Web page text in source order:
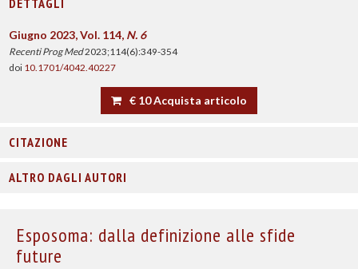
DETTAGLI
Giugno 2023, Vol. 114, N. 6
Recenti Prog Med2023;114(6):349-354
doi 10.1701/4042.40227
€ 10 Acquista articolo
CITAZIONE
ALTRO DAGLI AUTORI
Esposoma: dalla definizione alle sfide
future